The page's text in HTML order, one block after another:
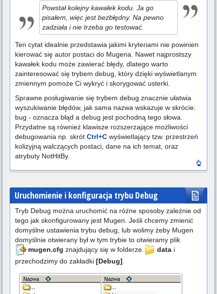
Powstał kolejny kawałek kodu. Ja go
pisałem, więc jest bezbłędny. Na pewno
zadziała i nie trzeba go testować.
Ten cytat idealnie przedstawia jakimi kryteriami nie powinien
kierować się autor postaci do Mugena. Nawet najprostszy
kawałek kodu może zawierać błędy, dlatego warto
zainteresować się trybem debug, który dzięki wyświetlanym
zmiennym pomoże Ci wykryć i skorygować usterki.
Sprawne posługiwanie się trybem debug znacznie ułatwia
wyszukiwanie błędów, jak sama nazwa wskazuje w skrócie:
bug - oznacza błąd a debug jest pochodną tego słowa.
Przydatne są również klawisze rozszerzające możliwości
debugowania np. skrót Ctrl+C wyświetlający tzw. przestrzeń
kolizyjną walczących postaci, dane na ich temat, oraz
atrybuty NotHitBy.
Uruchomienie i konfiguracja trybu Debug
Tryb Debug można uruchomić na różne sposoby zależnie od
tego jak skonfigurowany jest Mugen. Jeśli chcemy zmienić
domyślne ustawienia trybu debug, lub wolimy żeby Mugen
domyślnie otwierany był w tym trybie to otwieramy plik
mugen.cfg znajdujący się w folderze data i
przechodzimy do zakładki [Debug]